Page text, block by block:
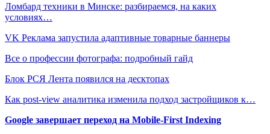
Ломбард техники в Минске: разбираемся, на каких
условиях…
VK Реклама запустила адаптивные товарные баннеры
Все о профессии фотографа: подробный гайд
Блок РСЯ Лента появился на десктопах
Как post-view аналитика изменила подход застройщиков к…
Google завершает переход на Mobile-First Indexing